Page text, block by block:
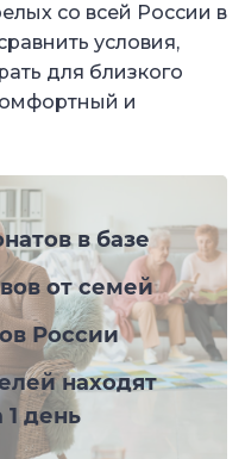
со всей России в
условия,
для близкого
и
в базе
от семей
России
находят
1 день